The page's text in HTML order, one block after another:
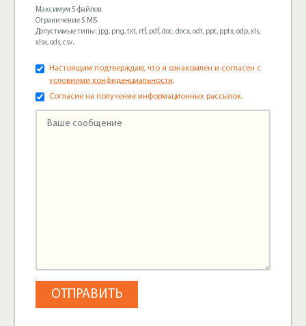
Максимум 5 файлов.
Ограничение 5 МБ.
Допустимые типы: jpg, png, txt, rtf, pdf, doc, docx, odt, ppt, pptx, odp, xls,
xlsx, ods, csv.
Настоящим подтверждаю, что я ознакомлен и согласен с
условиями конфиденциальности.
Согласие на получение информационных рассылок.